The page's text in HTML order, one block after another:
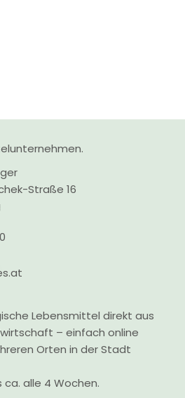
Straße 16
Lebensmittel direkt aus
– einfach online
Orten in der Stadt
alle 4 Wochen.